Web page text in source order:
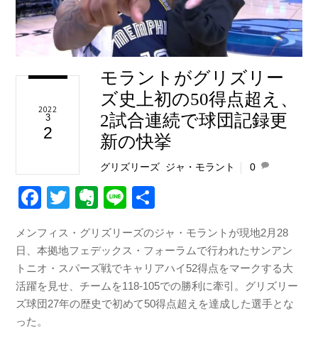
2022
3
2
モラントがグリズリー
ズ史上初の50得点超え、
2試合連続で球団記録更
新の快挙
グリズリーズ ジャ・モラント 0
F
c
e
b
o
T
tt
er
E
er
n
ot
e
Li
e
メンフィス・グリズリーズのジャ・モラントが現地2月28
日、本拠地フェデックス・フォーラムで行われたサンアン
トニオ・スパーズ戦でキャリアハイ52得点をマークする大
活躍を見せ、チームを118-105での勝利に牽引。グリズリー
ズ球団27年の歴史で初めて50得点超えを達成した選手とな
った。